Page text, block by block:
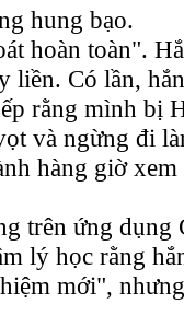
hung bạo.
hoàn toàn".
liền. Có lần,
rằng mình bị
và ngừng đi
hàng giờ
trên ứng dụng
lý học rằng
mới",